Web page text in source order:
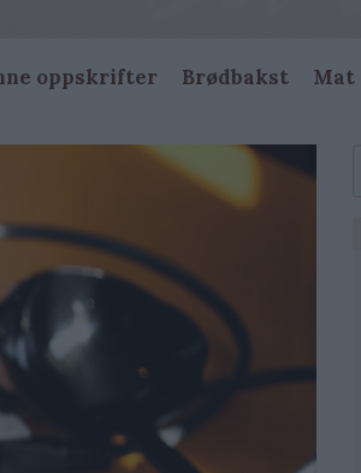
oppskrifter Brødbakst Mat